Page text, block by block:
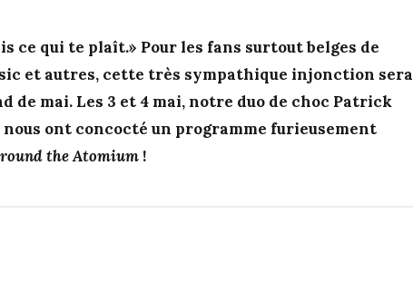
ce qui te plaît.» Pour les fans surtout belges de
et autres, cette très sympathique injonction sera
de mai. Les 3 et 4 mai, notre duo de choc Patrick
nous ont concocté un programme furieusement
the Atomium !